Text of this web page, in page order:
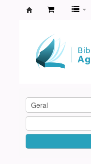
Agamenon
Magalhães